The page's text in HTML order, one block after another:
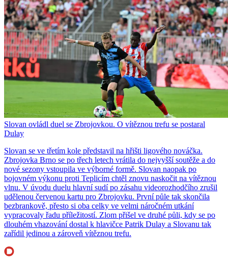
Slovan ovládl duel se Zbrojovkou. O vítěznou trefu se postaral
Dulay
Slovan se ve třetím kole představil na hřišti ligového nováčka.
Zbrojovka Brno se po třech letech vrátila do nejvyšší soutěže a do
nové sezony vstoupila ve výborné formě. Slovan naopak po
bojovném výkonu proti Teplicím chtěl znovu naskočit na vítěznou
vlnu. V úvodu duelu hlavní sudí po zásahu videorozhodčího zrušil
udělenou červenou kartu pro Zbrojovku. První půle tak skončila
bezbrankově, přesto si oba celky ve velmi náročném utkání
vypracovaly řadu příležitostí. Zlom přišel ve druhé půli, kdy se po
dlouhém vhazování dostal k hlavičce Patrik Dulay a Slovanu tak
zařídil jedinou a zároveň vítěznou trefu.